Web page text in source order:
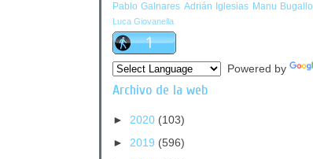
Pablo Galnares Adrián Iglesias Manu Bugallo
Luca Giovanella
Powered by
Archivo de la web
► 2020 (103)
► 2019 (596)